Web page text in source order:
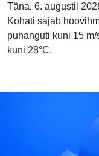
Täna, 6. augustil
Kohati sajab
puhanguti kuni 15
kuni 28°C.